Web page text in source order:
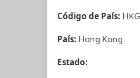
Código de País: HKG
País: Hong Kong
Estado: